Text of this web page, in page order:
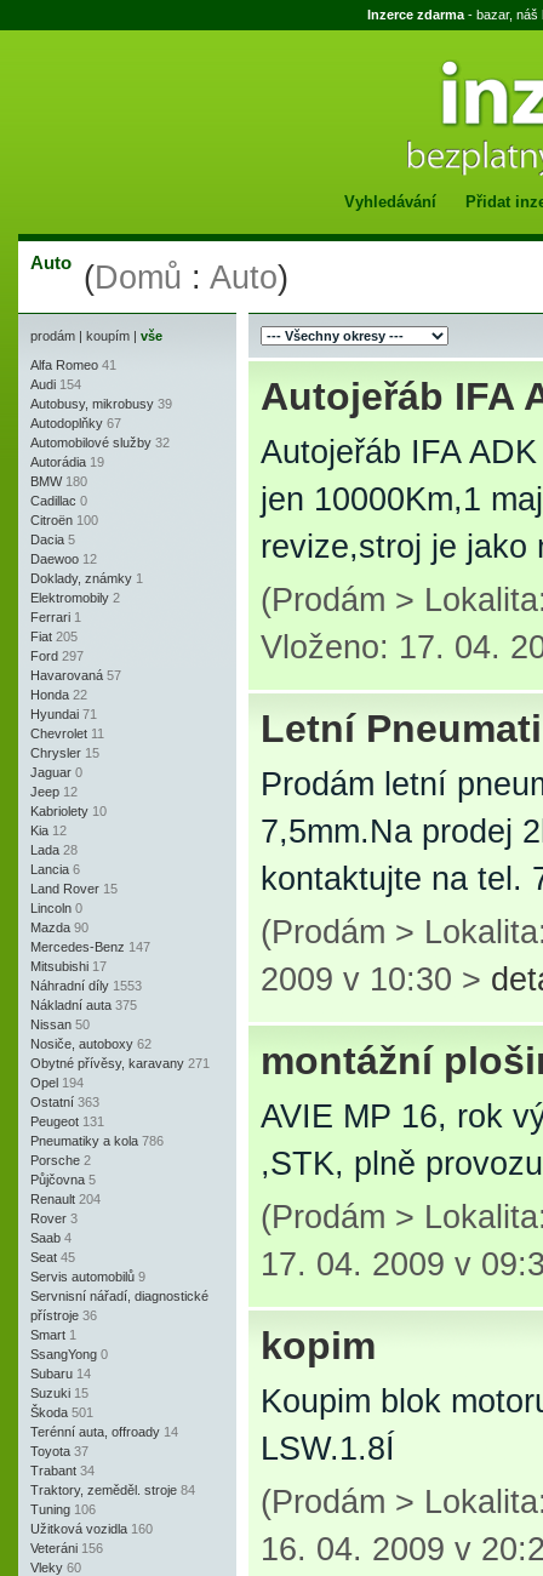
Inzerce zdarma - bazar, náš
Vyhledávání Přidat
Auto (Domů : Auto)
prodám | koupím | vše
Alfa Romeo 41
Audi 154
Autobusy, mikrobusy 39
Autodoplňky 67
Automobilové služby 32
Autorádia 19
BMW 180
Cadillac 0
Citroën 100
Dacia 5
Daewoo 12
Doklady, známky 1
Elektromobily 2
Ferrari 1
Fiat 205
Ford 297
Havarovaná 57
Honda 22
Hyundai 71
Chevrolet 11
Chrysler 15
Jaguar 0
Jeep 12
Kabriolety 10
Kia 12
Lada 28
Lancia 6
Land Rover 15
Lincoln 0
Mazda 90
Mercedes-Benz 147
Mitsubishi 17
Náhradní díly 1553
Nákladní auta 375
Nissan 50
Nosiče, autoboxy 62
Obytné přívěsy, karavany 271
Opel 194
Ostatní 363
Peugeot 131
Pneumatiky a kola 786
Porsche 2
Půjčovna 5
Renault 204
Rover 3
Saab 4
Seat 45
Servis automobilů 9
Servnisní nářadí, diagnostické
přístroje 36
Smart 1
SsangYong 0
Subaru 14
Suzuki 15
Škoda 501
Terénní auta, offroady 14
Toyota 37
Trabant 34
Traktory, zeměděl. stroje 84
Tuning 106
Užitková vozidla 160
Veteráni 156
Vleky 60
Autojeřáb IFA
Autojeřáb IFA
jen 10000Km,1
revize,stroj je jako
(Prodám >
Vloženo: 17. 04.
Letní
Prodám letní
7,5mm.Na prodej
kontaktujte na tel.
(Prodám >
2009 v 10:30 >
montážní
AVIE MP 16, rok
,STK, plně
(Prodám >
17. 04. 2009 v
kopim
Koupim blok
LSW.1.8Í
(Prodám >
16. 04. 2009 v